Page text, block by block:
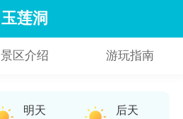
玉莲洞
景区介绍 游玩指南
明天 后天